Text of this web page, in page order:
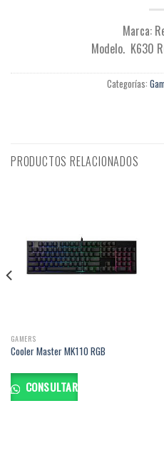
Marca:
Modelo. K630
Categorías:
PRODUCTOS RELACIONADOS
GAMERS
Cooler Master MK110 RGB
CONSULTAR